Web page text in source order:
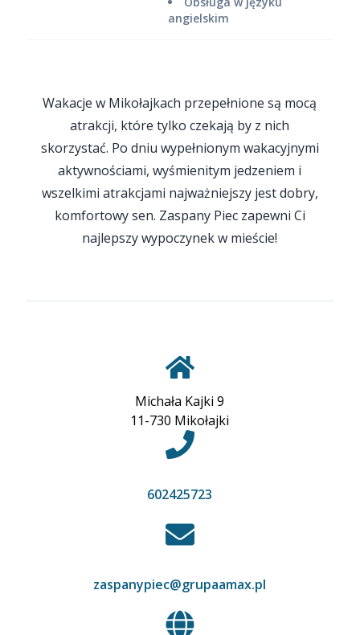
angielskim
Wakacje w Mikołajkach przepełnione są mocą
atrakcji, które tylko czekają by z nich
skorzystać. Po dniu wypełnionym wakacyjnymi
aktywnościami, wyśmienitym jedzeniem i
wszelkimi atrakcjami najważniejszy jest dobry,
komfortowy sen. Zaspany Piec zapewni Ci
najlepszy wypoczynek w mieście!
Michała Kajki 9
11-730 Mikołajki
602425723
zaspanypiec@grupaamax.pl